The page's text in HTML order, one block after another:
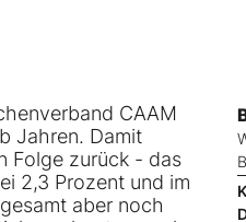
CAAM
Jahren. Damit
Folge zurück - das
2,3 Prozent und im
aber noch